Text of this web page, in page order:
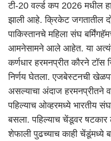
टी-20 वर्ल्ड कप 2026 मधील
झाली आहे. क्रिकेट जगतातील
पाकिस्तानचे महिला संघ
आमनेसामने आले आहेत. या अत्यंत
कर्णधार हरमनप्रीत कौरने
निर्णय घेतला. एजबेस्टनची
असल्याचा अंदाज हरमनप्रीतने
पहिल्याच ओव्हरमध्ये भारतीय
बसला. पहिल्याच चेंडूवर
शेफाली पुढच्याच काही चेंडूंमध्ये